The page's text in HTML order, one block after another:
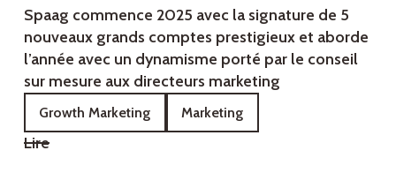
Spaag commence 2025 avec la signature de 5
nouveaux grands comptes prestigieux et aborde
l’année avec un dynamisme porté par le conseil
sur mesure aux directeurs marketing
Growth Marketing Marketing
Lire